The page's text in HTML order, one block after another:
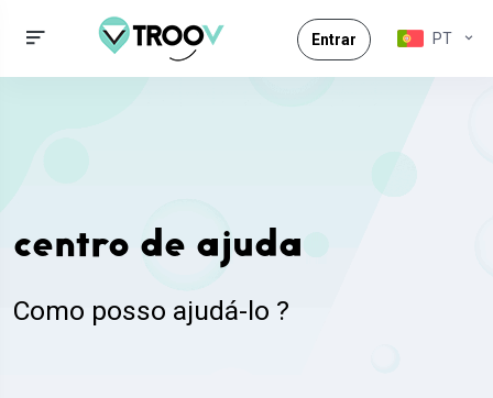
Entrar PT
centro de ajuda
Como posso ajudá-lo ?